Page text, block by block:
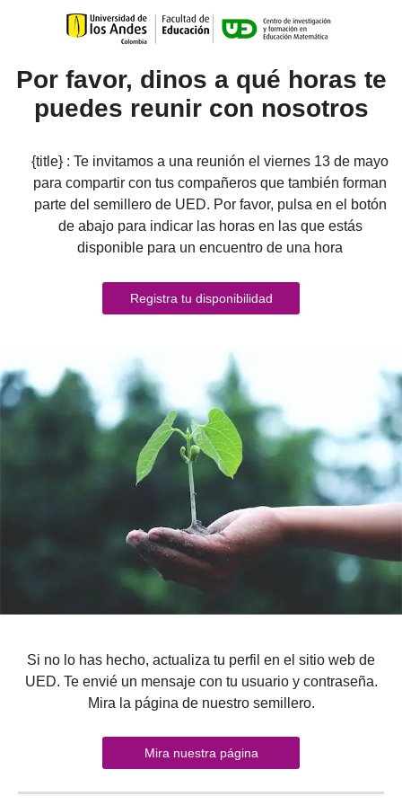
Por favor, dinos a qué horas te
puedes reunir con nosotros
{title} : Te invitamos a una reunión el viernes 13 de mayo
para compartir con tus compañeros que también forman
parte del semillero de UED. Por favor, pulsa en el botón
de abajo para indicar las horas en las que estás
disponible para un encuentro de una hora
Registra tu disponibilidad
Si no lo has hecho, actualiza tu perfil en el sitio web de
UED. Te envié un mensaje con tu usuario y contraseña.
Mira la página de nuestro semillero.
Mira nuestra página